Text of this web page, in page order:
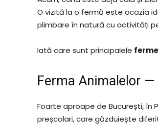
O vizită la o fermă este ocazia
plimbare în natură cu activități
Iată care sunt principalele
Ferma Animalelor
Foarte aproape de București, în
preșcolari, care găzduiește